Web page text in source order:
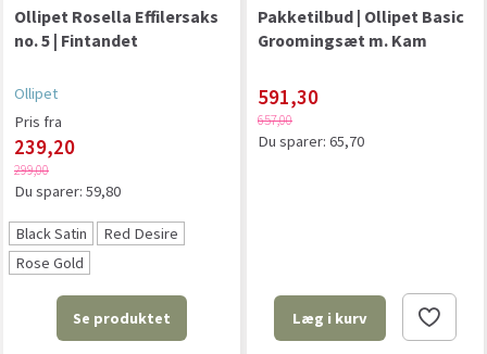
Ollipet Rosella Effilersaks
no. 5 | Fintandet
Ollipet
Pris fra
239,20
299,00
Du sparer: 59,80
Black Satin
Red Desire
Rose Gold
Se produktet
Pakketilbud | Ollipet Basic
Groomingsæt m. Kam
591,30
657,00
Du sparer: 65,70
Læg i kurv